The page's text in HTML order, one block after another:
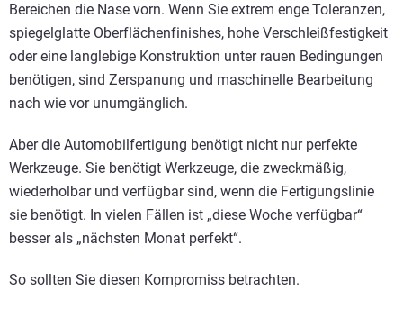
Bereichen die Nase vorn. Wenn Sie extrem enge Toleranzen,
spiegelglatte Oberflächenfinishes, hohe Verschleißfestigkeit
oder eine langlebige Konstruktion unter rauen Bedingungen
benötigen, sind Zerspanung und maschinelle Bearbeitung
nach wie vor unumgänglich.
Aber die Automobilfertigung benötigt nicht nur perfekte
Werkzeuge. Sie benötigt Werkzeuge, die zweckmäßig,
wiederholbar und verfügbar sind, wenn die Fertigungslinie
sie benötigt. In vielen Fällen ist „diese Woche verfügbar“
besser als „nächsten Monat perfekt“.
So sollten Sie diesen Kompromiss betrachten.